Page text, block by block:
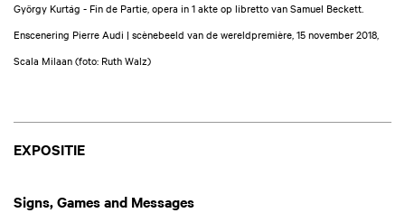
György Kurtág - Fin de Partie, opera in 1 akte op libretto van Samuel Beckett.
Enscenering Pierre Audi | scènebeeld van de wereldpremière, 15 november 2018,
Scala Milaan (foto: Ruth Walz)
EXPOSITIE
Signs, Games and Messages